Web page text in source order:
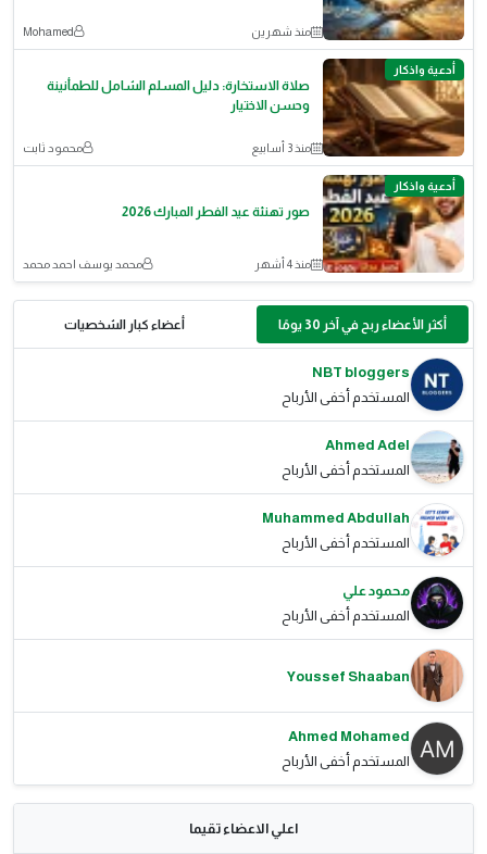
منذ شهرين Mohamed
أدعية واذكار
صلاة الاستخارة: دليل المسلم الشامل للطمأنينة
وحسن الاختيار
منذ 3 أسابيع محمود ثابت
أدعية واذكار
صور تهنئة عيد الفطر المبارك 2026
منذ 4 أشهر محمد يوسف احمد محمد
أكثر الأعضاء ربح في آخر 30 يومًا أعضاء كبار الشخصيات
NBT bloggers
المستخدم أخفى الأرباح
Ahmed Adel
المستخدم أخفى الأرباح
Muhammed Abdullah
المستخدم أخفى الأرباح
محمود علي
المستخدم أخفى الأرباح
Youssef Shaaban
Ahmed Mohamed
المستخدم أخفى الأرباح
اعلي الاعضاء تقيما